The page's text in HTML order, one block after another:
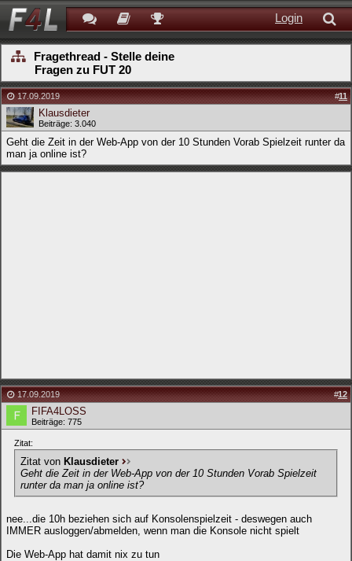
Login
Fragethread - Stelle deine
Fragen zu FUT 20
17.09.2019 #11
Klausdieter
Beiträge: 3.040
Geht die Zeit in der Web-App von der 10 Stunden Vorab Spielzeit runter da
man ja online ist?
17.09.2019 #12
FIFA4LOSS
Beiträge: 775
Zitat:
Zitat von Klausdieter
Geht die Zeit in der Web-App von der 10 Stunden Vorab Spielzeit
runter da man ja online ist?
nee...die 10h beziehen sich auf Konsolenspielzeit - deswegen auch
IMMER ausloggen/abmelden, wenn man die Konsole nicht spielt
Die Web-App hat damit nix zu tun